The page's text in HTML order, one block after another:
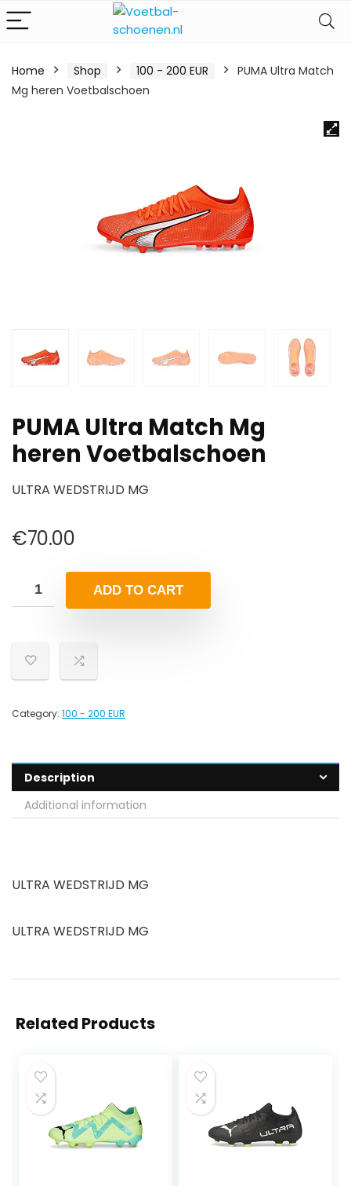
Home Shop 100 - 200 EUR
PUMA Ultra Match
Mg heren Voetbalschoen
PUMA Ultra Match Mg
heren Voetbalschoen
ULTRA WEDSTRIJD MG
€70.00
ADD TO CART
Category: 100 - 200 EUR
Description
Additional information
ULTRA WEDSTRIJD MG
ULTRA WEDSTRIJD MG
Related Products